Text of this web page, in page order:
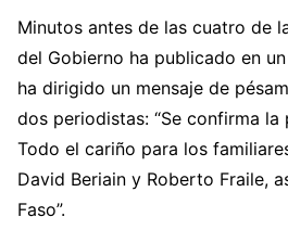
Minutos antes de las cuatro de
del Gobierno ha publicado en
ha dirigido un mensaje de
dos periodistas: “Se confirma la
Todo el cariño para los
David Beriain y Roberto Fraile,
Faso”.